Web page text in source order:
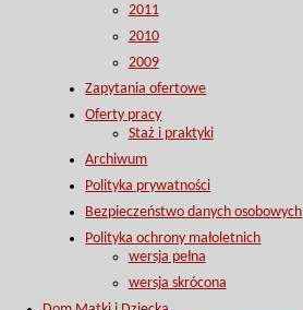
2011
2010
2009
Zapytania ofertowe
Oferty pracy
Staż i praktyki
Archiwum
Polityka prywatności
Bezpieczeństwo danych osobowych
Polityka ochrony małoletnich
wersja pełna
wersja skrócona